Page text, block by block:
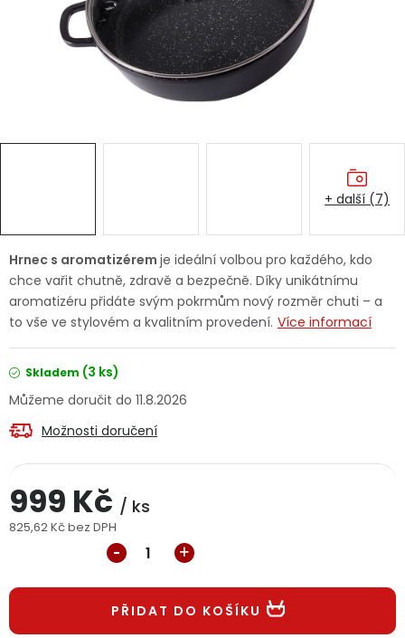
Autodoplňky
Jaký je aktuální stav mé objednávky?
Velkoobchodní spolupráce (B2B)
Doprava a platba
PODPORA
Reklamační formulář Odstoupení ve lhůtě 14 dní
Hrnec s aromatizérem je ideální volbou pro každého, kdo
chce vařit chutně, zdravě a bezpečně. Díky unikátnímu
aromatizéru přidáte svým pokrmům nový rozměr chuti – a
to vše ve stylovém a kvalitním provedení. Více informací
Skladem (3 ks)
11.8.2026
Možnosti doručení
999 Kč / ks
825,62 Kč bez DPH
PŘIDAT DO KOŠÍKU
+ další (7)